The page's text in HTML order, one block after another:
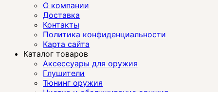
О компании
Доставка
Контакты
Политика конфиденциальности
Карта сайта
Каталог товаров
Аксессуары для оружия
Глушители
Тюнинг оружия